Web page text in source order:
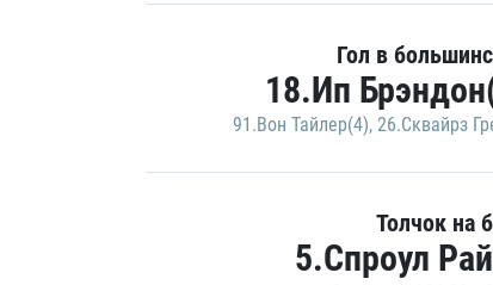
Гол в
18.Ип
91.Вон Тайлер(4), 26.Сквайрз
Толчок на
5.Спроул